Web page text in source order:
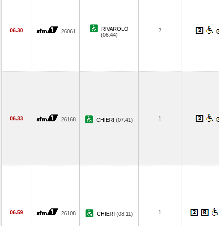
06.30 26061
RIVAROLO
(06.44)
2
06.33 26168 CHIERI (07.41) 1
06.59 26108 CHIERI (08.11) 1